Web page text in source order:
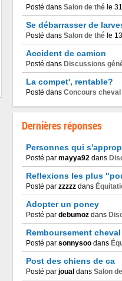
Posté dans Salon de thé le
Se débarrasser de
Posté dans Salon de thé le
Accident de camion
Posté dans Discussions
La compet', rentable?
Posté dans Concours cheval
Dernières réponses
Personnes qui
Posté par mayya92 dans
Reflexions les plus
Posté par zzzzz dans
Adopter un poney
Posté par debumoz dans
Remboursement cheval
Posté par sonnysoo dans
Post des chiens de ca
Posté par joual dans Salon